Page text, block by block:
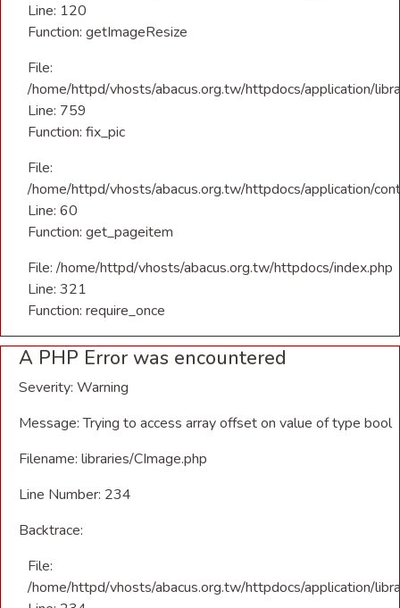
Line: 120
Function: getImageResize
File:
/home/httpd/vhosts/abacus.org.tw/httpdocs/application/
Line: 759
Function: fix_pic
File:
/home/httpd/vhosts/abacus.org.tw/httpdocs/application/
Line: 60
Function: get_pageitem
File: /home/httpd/vhosts/abacus.org.tw/httpdocs/index.php
Line: 321
Function: require_once
A PHP Error was encountered
Severity: Warning
Message: Trying to access array offset on value of type bool
Filename: libraries/CImage.php
Line Number: 234
Backtrace:
File:
/home/httpd/vhosts/abacus.org.tw/httpdocs/application/